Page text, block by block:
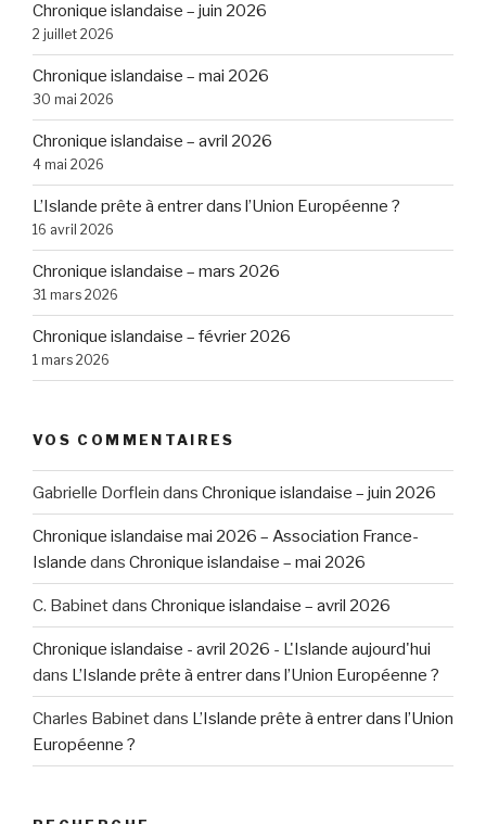
Chronique islandaise – juin 2026
2 juillet 2026
Chronique islandaise – mai 2026
30 mai 2026
Chronique islandaise – avril 2026
4 mai 2026
L’Islande prête à entrer dans l’Union Européenne ?
16 avril 2026
Chronique islandaise – mars 2026
31 mars 2026
Chronique islandaise – février 2026
1 mars 2026
VOS COMMENTAIRES
Gabrielle Dorflein dans Chronique islandaise – juin 2026
Chronique islandaise mai 2026 – Association France-
Islande dans Chronique islandaise – mai 2026
C. Babinetdans Chronique islandaise – avril 2026
Chronique islandaise - avril 2026 - L'Islande aujourd'hui
dans L’Islande prête à entrer dans l’Union Européenne ?
Charles Babinetdans L’Islande prête à entrer dans l’Union
Européenne ?